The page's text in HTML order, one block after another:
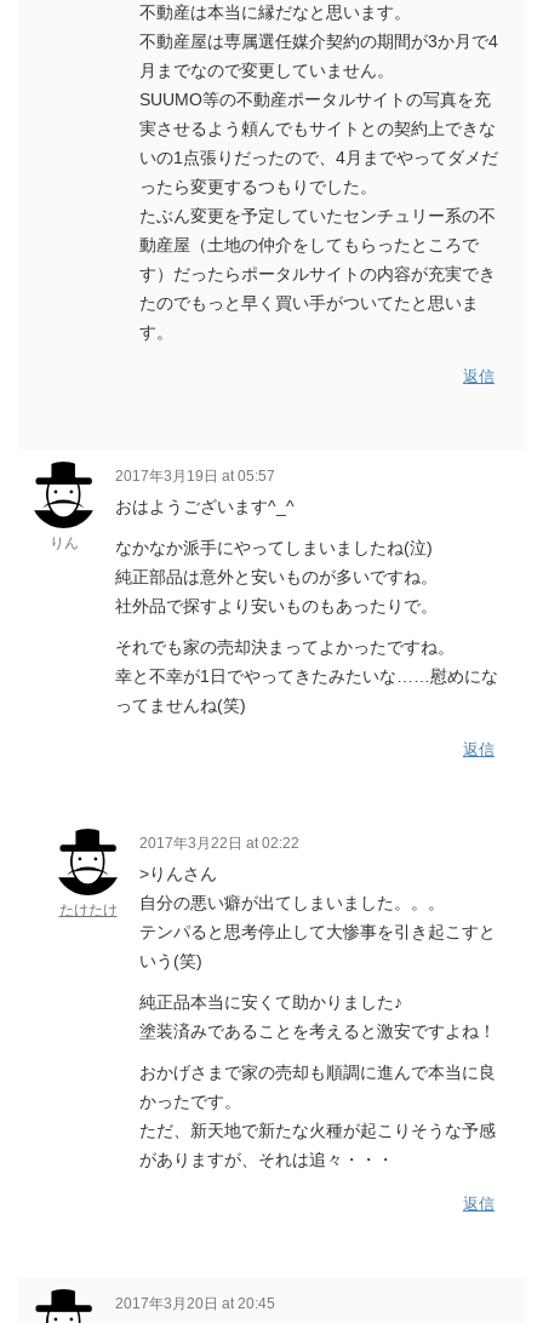
不動産は本当に縁だなと思います。
不動産屋は専属選任媒介契約の期間が3か月で4
月までなので変更していません。
SUUMO等の不動産ポータルサイトの写真を充
実させるよう頼んでもサイトとの契約上できな
いの1点張りだったので、4月までやってダメだ
ったら変更するつもりでした。
たぶん変更を予定していたセンチュリー系の不
動産屋（土地の仲介をしてもらったところで
す）だったらポータルサイトの内容が充実でき
たのでもっと早く買い手がついてたと思いま
す。
返信
りん
2017年3月19日 at 05:57
おはようございます^_^
なかなか派手にやってしまいましたね(泣)
純正部品は意外と安いものが多いですね。
社外品で探すより安いものもあったりで。
それでも家の売却決まってよかったですね。
幸と不幸が1日でやってきたみたいな……慰めにな
ってませんね(笑)
返信
たけたけ
2017年3月22日 at 02:22
>りんさん
自分の悪い癖が出てしまいました。。。
テンパると思考停止して大惨事を引き起こすと
いう(笑)
純正品本当に安くて助かりました♪
塗装済みであることを考えると激安ですよね！
おかげさまで家の売却も順調に進んで本当に良
かったです。
ただ、新天地で新たな火種が起こりそうな予感
がありますが、それは追々・・・
返信
2017年3月20日 at 20:45